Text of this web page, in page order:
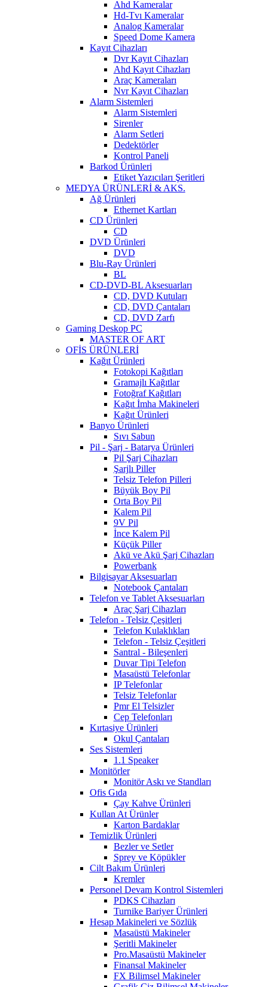
Ahd Kameralar
Hd-Tvı Kameralar
Analog Kameralar
Speed Dome Kamera
Kayıt Cihazları
Dvr Kayıt Cihazları
Ahd Kayıt Cihazları
Araç Kameraları
Nvr Kayıt Cihazları
Alarm Sistemleri
Alarm Sistemleri
Sirenler
Alarm Setleri
Dedektörler
Kontrol Paneli
Barkod Ürünleri
Etiket Yazıcıları Şeritleri
MEDYA ÜRÜNLERİ & AKS.
Ağ Ürünleri
Ethernet Kartları
CD Ürünleri
CD
DVD Ürünleri
DVD
Blu-Ray Ürünleri
BL
CD-DVD-BL Aksesuarları
CD, DVD Kutuları
CD, DVD Çantaları
CD, DVD Zarfı
Gaming Deskop PC
MASTER OF ART
OFİS ÜRÜNLERİ
Kağıt Ürünleri
Fotokopi Kağıtları
Gramajlı Kağıtlar
Fotoğraf Kağıtları
Kağıt İmha Makineleri
Kağıt Ürünleri
Banyo Ürünleri
Sıvı Sabun
Pil - Şarj - Batarya Ürünleri
Pil Şarj Cihazları
Şarjlı Piller
Telsiz Telefon Pilleri
Büyük Boy Pil
Orta Boy Pil
Kalem Pil
9V Pil
İnce Kalem Pil
Küçük Piller
Akü ve Akü Şarj Cihazları
Powerbank
Bilgisayar Aksesuarları
Notebook Çantaları
Telefon ve Tablet Aksesuarları
Araç Şarj Cihazları
Telefon - Telsiz Çeşitleri
Telefon Kulaklıkları
Telefon - Telsiz Çeşitleri
Santral - Bileşenleri
Duvar Tipi Telefon
Masaüstü Telefonlar
IP Telefonlar
Telsiz Telefonlar
Pmr El Telsizler
Cep Telefonları
Kırtasiye Ürünleri
Okul Çantaları
Ses Sistemleri
1.1 Speaker
Monitörler
Monitör Askı ve Standları
Ofis Gıda
Çay Kahve Ürünleri
Kullan At Ürünler
Karton Bardaklar
Temizlik Ürünleri
Bezler ve Setler
Sprey ve Köpükler
Cilt Bakım Ürünleri
Kremler
Personel Devam Kontrol Sistemleri
PDKS Cihazları
Turnike Bariyer Ürünleri
Hesap Makineleri ve Sözlük
Masaüstü Makineler
Şeritli Makineler
Pro.Masaüstü Makineler
Finansal Makineler
FX Bilimsel Makineler